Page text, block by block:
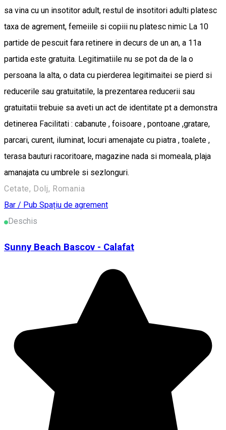
sa vina cu un insotitor adult, restul de insotitori adulti platesc
taxa de agrement, femeiile si copiii nu platesc nimic La 10
partide de pescuit fara retinere in decurs de un an, a 11a
partida este gratuita. Legitimatiile nu se pot da de la o
persoana la alta, o data cu pierderea legitimaitei se pierd si
reducerile sau gratuitatile, la prezentarea reducerii sau
gratuitatii trebuie sa aveti un act de identitate pt a demonstra
detinerea Facilitati : cabanute , foisoare , pontoane ,gratare,
parcari, curent, iluminat, locuri amenajate cu piatra , toalete ,
terasa bauturi racoritoare, magazine nada si momeala, plaja
amanajata cu umbrele si sezlonguri.
Cetate, Dolj, Romania
Bar / Pub Spațiu de agrement
Deschis
Sunny Beach Bascov - Calafat